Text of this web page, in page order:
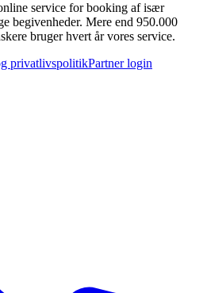
service for booking af især
begivenheder. Mere end 950.000
bruger hvert år vores service.
privatlivspolitikPartner login